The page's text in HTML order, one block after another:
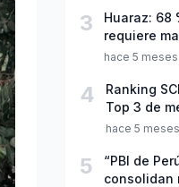
3
Huaraz: 68
requiere
de inicio
hace 5 meses
4
Ranking
Top 3 de
Perú
hace 5 meses
5
“PBI de
consolidan